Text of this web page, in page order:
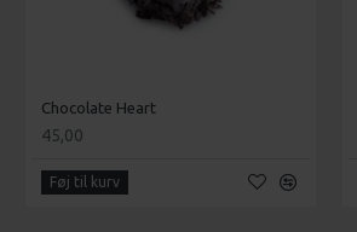
Chocolate Heart
45,00
Føj til kurv